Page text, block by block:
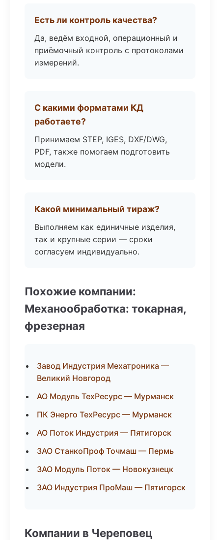
Есть ли контроль качества?
Да, ведём входной, операционный и
приёмочный контроль с протоколами
измерений.
С какими форматами КД
работаете?
Принимаем STEP, IGES, DXF/DWG,
PDF, также помогаем подготовить
модели.
Какой минимальный тираж?
Выполняем как единичные изделия,
так и крупные серии — сроки
согласуем индивидуально.
Похожие компании:
Механообработка: токарная,
фрезерная
Завод Индустрия Мехатроника —
Великий Новгород
АО Модуль ТехРесурс — Мурманск
ПК Энерго ТехРесурс — Мурманск
АО Поток Индустрия — Пятигорск
ЗАО СтанкоПроф Точмаш — Пермь
ЗАО Модуль Поток — Новокузнецк
ЗАО Индустрия ПроМаш — Пятигорск
Компании в Череповец